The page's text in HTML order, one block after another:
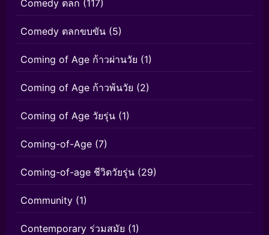
Comedy ตลก (117)
Comedy ตลกขบขัน (5)
Coming of Age ก้าวผ่านวัย (1)
Coming of Age ก้าวพ้นวัย (2)
Coming of Age วัยรุ่น (1)
Coming-of-Age (7)
Coming-of-age ชีวิตวัยรุ่น (29)
Community (1)
Contemporary ร่วมสมัย (1)